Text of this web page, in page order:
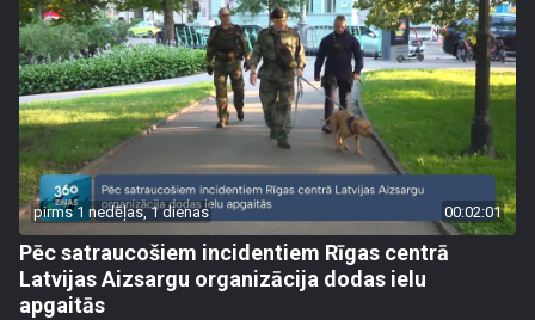
pirms 1 nedēļas, 1 dienas 00:02:01
Pēc satraucošiem incidentiem Rīgas centrā
Latvijas Aizsargu organizācija dodas ielu
apgaitās